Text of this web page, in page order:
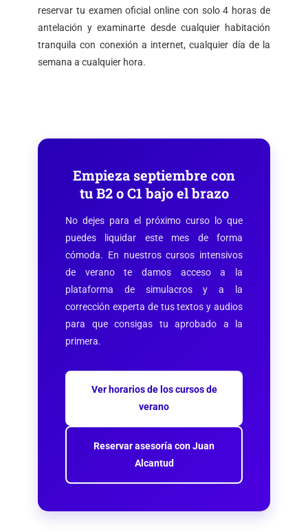
reservar tu examen oficial online con solo 4 horas de
antelación y examinarte desde cualquier habitación
tranquila con conexión a internet, cualquier día de la
semana a cualquier hora.
Empieza septiembre con
tu B2 o C1 bajo el brazo
No dejes para el próximo curso lo que
puedes liquidar este mes de forma
cómoda. En nuestros cursos intensivos
de verano te damos acceso a la
plataforma de simulacros y a la
corrección experta de tus textos y audios
para que consigas tu aprobado a la
primera.
Ver horarios de los cursos de
verano
Reservar asesoría con Juan
Alcantud